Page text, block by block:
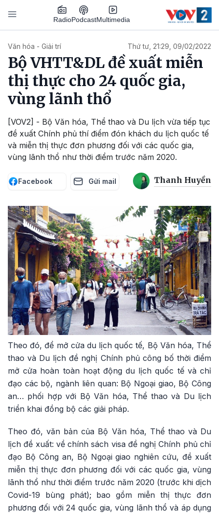
Nhảy đến nội dung
RadioPodcastMultimedia
Văn hóa - Giải trí Thứ tư, 21:29, 09/02/2022
Bộ VHTT&DL đề xuất miễn
thị thực cho 24 quốc gia,
vùng lãnh thổ
[VOV2] - Bộ Văn hóa, Thể thao và Du lịch vừa tiếp tục
đề xuất Chính phủ thí điểm đón khách du lịch quốc tế
và miễn thị thực đơn phương đối với các quốc gia,
vùng lãnh thổ như thời điểm trước năm 2020.
Facebook Gửi mail Thanh Huyền
Theo đó, để mở cửa du lịch quốc tế, Bộ Văn hóa, Thể
thao và Du lịch đề nghị Chính phủ công bố thời điểm
mở cửa hoàn toàn hoạt động du lịch quốc tế và chỉ
đạo các bộ, ngành liên quan: Bộ Ngoại giao, Bộ Công
an… phối hợp với Bộ Văn hóa, Thể thao và Du lịch
triển khai đồng bộ các giải pháp.
Theo đó, văn bản của Bộ Văn hóa, Thể thao và Du
lịch đề xuất: về chính sách visa đề nghị Chính phủ chỉ
đạo Bộ Công an, Bộ Ngoại giao nghiên cứu, đề xuất
miễn thị thực đơn phương đối với các quốc gia, vùng
lãnh thổ như thời điểm trước năm 2020 (trước khi dịch
Covid-19 bùng phát); bao gồm miễn thị thực đơn
phương đối với 24 quốc gia, vùng lãnh thổ và áp dụng